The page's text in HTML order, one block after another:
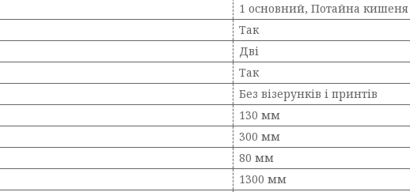
1 основний, Потайна кишеня
Так
Дві
Так
Без візерунків і принтів
130 мм
300 мм
80 мм
1300 мм